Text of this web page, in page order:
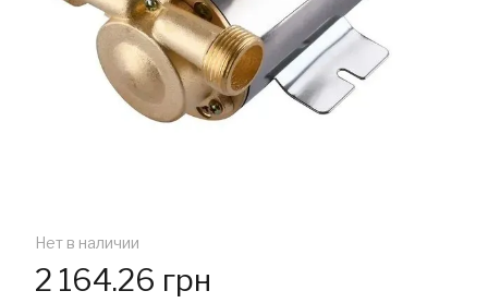
Нет в наличии
2 164.26 грн